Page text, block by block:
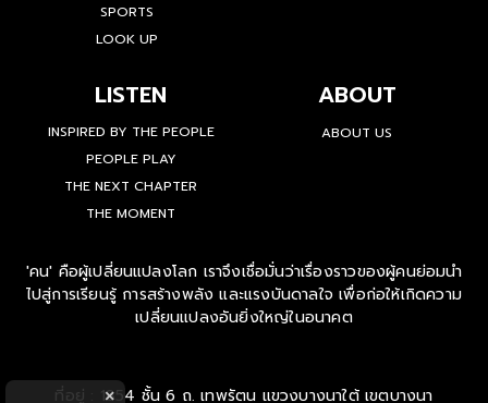
SPORTS
LOOK UP
LISTEN
INSPIRED BY THE PEOPLE
PEOPLE PLAY
THE NEXT CHAPTER
THE MOMENT
ABOUT
ABOUT US
'คน' คือผู้เปลี่ยนแปลงโลก เราจึงเชื่อมั่นว่าเรื่องราวของผู้คนย่อมนำ
ไปสู่การเรียนรู้ การสร้างพลัง และแรงบันดาลใจ เพื่อก่อให้เกิดความ
เปลี่ยนแปลงอันยิ่งใหญ่ในอนาคต
ที่อยู่ : 1854 ชั้น 6 ถ. เทพรัตน แขวงบางนาใต้ เขตบางนา
×